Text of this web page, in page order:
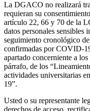
La DGACO no realizará
requieran su
artículo 22, 66 y 70 de la
datos personales sensibles
seguimiento cronológico
confirmadas por COVID-
apartado concerniente a
párrafo, de los
actividades universitarias
19”.
Usted o su representante